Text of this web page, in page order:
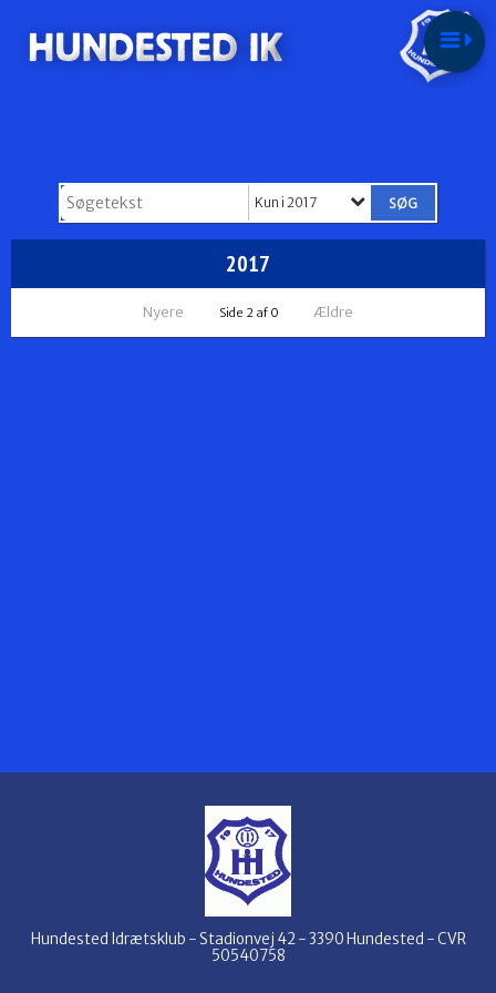
Kun i 2017
2017
Nyere Side 2 af 0 Ældre
Hundested Idrætsklub - Stadionvej 42 - 3390 Hundested - CVR
50540758